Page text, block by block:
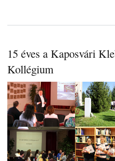
15 éves a Kaposvári
Kollégium